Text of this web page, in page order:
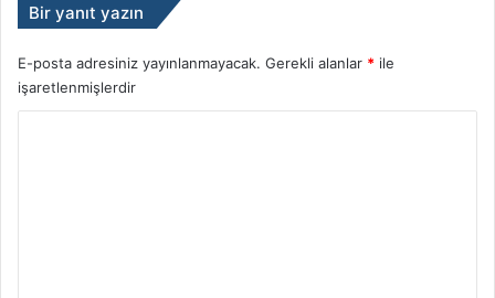
Bir yanıt yazın
E-posta adresiniz yayınlanmayacak. Gerekli alanlar * ile
işaretlenmişlerdir